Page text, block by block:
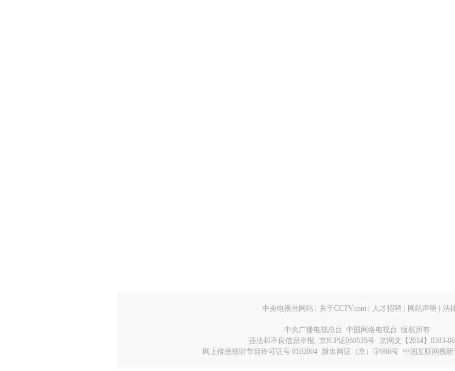
中央电视台网站 关于CCTV.com 人才招聘 网站声明 法
中央广播电视总台 中国网络电视台 版权所有
违法和不良信息举报
京ICP证060535号
京网文【2014】0383-
网上传播视听节目许可证号 0102004 新出网证（京）字098号 中国互联网视